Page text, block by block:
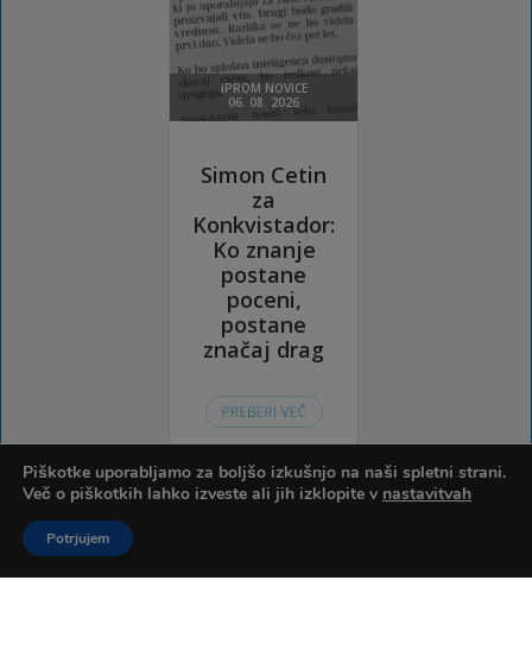
Piškotke uporabljamo za boljšo izkušnjo na naši spletni strani.
Več o piškotkih lahko izveste ali jih izklopite v nastavitvah
Potrjujem